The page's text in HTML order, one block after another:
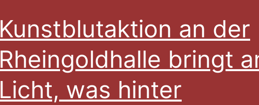
Kunstblutaktion an der
Rheingoldhalle bringt
Licht, was hinter